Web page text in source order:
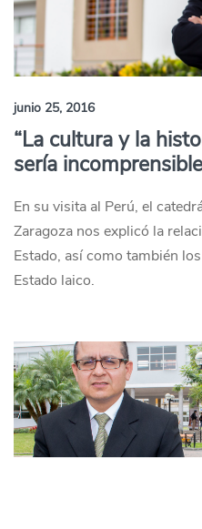
junio 25, 2016
“La cultura y la
sería
En su visita al Perú, el
Zaragoza nos explicó la
Estado, así como también
Estado laico.